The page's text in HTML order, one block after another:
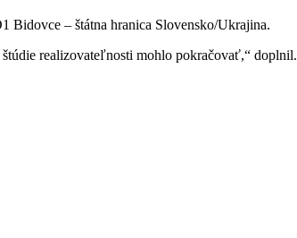
Bidovce – štátna hranica Slovensko/Ukrajina.
realizovateľnosti mohlo pokračovať,“ doplnil.